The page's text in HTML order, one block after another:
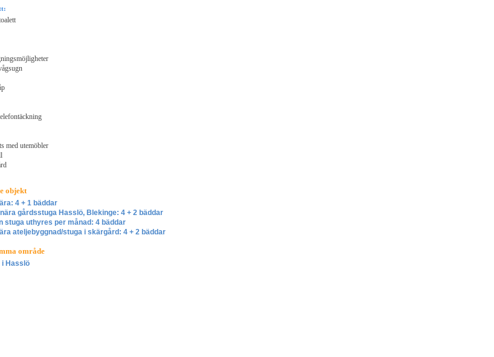
med utemöbler
objekt
4 + 1 bäddar
gårdsstuga Hasslö, Blekinge: 4 + 2 bäddar
stuga uthyres per månad: 4 bäddar
ateljebyggnad/stuga i skärgård: 4 + 2 bäddar
område
i Hasslö